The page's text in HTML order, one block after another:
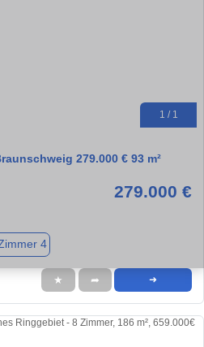
1 / 1
279.000 € 93 m²
279.000 €
4
★ ➦ ➜